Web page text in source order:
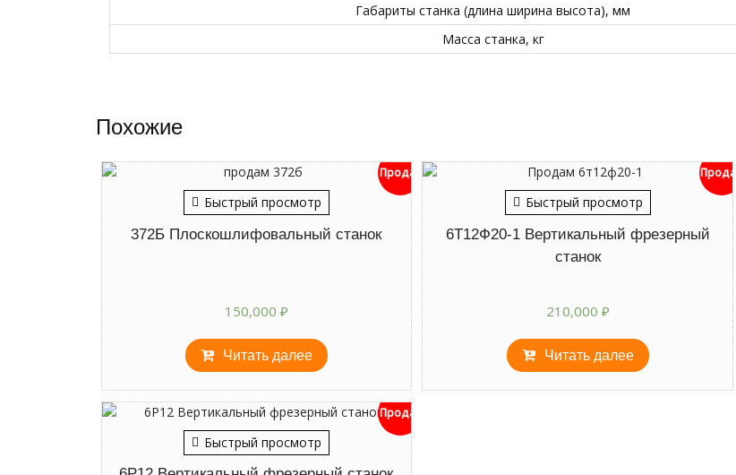
Габариты станка (длина ширина высота), мм
Масса станка, кг
Похожие
Быстрый просмотр
Продан
372Б Плоскошлифовальный станок
150,000 ₽
Читать далее
Быстрый просмотр
Продан
6Т12Ф20-1 Вертикальный фрезерный
станок
210,000 ₽
Читать далее
Быстрый просмотр
Продан